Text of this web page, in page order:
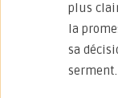
plus
la
sa
serment.